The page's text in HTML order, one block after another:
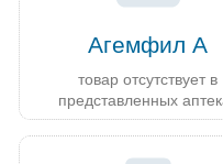
Агемфил А
товар отсутствует в
представленных